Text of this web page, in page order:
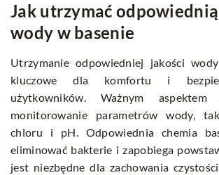
Jak utrzymać
wody w basenie
Utrzymanie odpowiedniej jakości
kluczowe dla komfortu i
użytkowników. Ważnym
monitorowanie parametrów wody,
chloru i pH. Odpowiednia chemia
eliminować bakterie i zapobiega
jest niezbędne dla zachowania